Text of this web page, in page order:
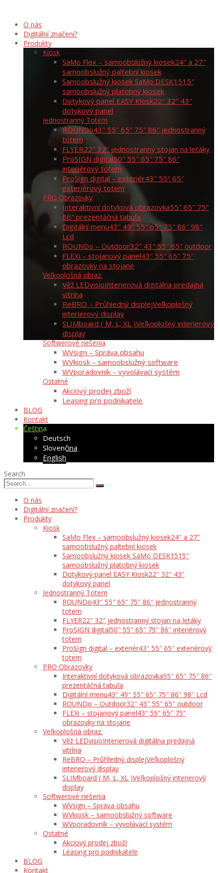
O nás
Digitální značení?
Produkty
Kiosk
SaMo Flex – samoobslužný kiosek24″ a 27″
samoobslužný paltební kiosek
Samoobslužný kiosek SaMo DESK1515″
samoobslužný platobný kiosek
Dotykový panel EASY Kiosk22″ 32″ 43″
dotykový panel
Jednostranný Totem
ROUNDo43″ 55″ 65″ 75″ 86″ jednostranný
totem
FLYER22″ 32″ jednostranný stojan na letáky
ProSIGN digital50″ 55″ 65″ 75″ 86″
interiérový totem
ProSign digital – exteriér43″ 55″ 65″
exteriérový totem
PRO Obrazovky
Interaktivní dotyková obrazovka55″ 65″ 75″
86″ prezentáčná tabuľa
Digitální menu43″ 49″ 55″ 65″ 75″ 86″ 98″
Lcd
ROUNDo – Outdoor32″ 43″ 55″ 65″ outdoor
FLEXi – stojanový panel43″ 55″ 65″ 75″
obrazovky na stojane
Veľkoplošná obraz.
Věž LEDvisioInterierová digitálna predajná
vitrína
ReBRO – Průhledný displejVeľkoplošný
interierový display
SLIMboard ( M, L, XL )Veľkoplošný interierový
display
Softwerové riešenia
WVsign – Správa obsahu
WVkiosk – samoobslužný software
WVporadovník – vyvolávací systém
Ostatné
Akciový prodej zboží
Leasing pro podnikatele
BLOG
Kontakt
Čeština
Deutsch
Slovenčina
English
Search
O nás
Digitální značení?
Produkty
Kiosk
SaMo Flex – samoobslužný kiosek24″ a 27″
samoobslužný paltební kiosek
Samoobslužný kiosek SaMo DESK1515″
samoobslužný platobný kiosek
Dotykový panel EASY Kiosk22″ 32″ 43″
dotykový panel
Jednostranný Totem
ROUNDo43″ 55″ 65″ 75″ 86″ jednostranný
totem
FLYER22″ 32″ jednostranný stojan na letáky
ProSIGN digital50″ 55″ 65″ 75″ 86″ interiérový
totem
ProSign digital – exteriér43″ 55″ 65″ exteriérový
totem
PRO Obrazovky
Interaktivní dotyková obrazovka55″ 65″ 75″ 86″
prezentáčná tabuľa
Digitální menu43″ 49″ 55″ 65″ 75″ 86″ 98″ Lcd
ROUNDo – Outdoor32″ 43″ 55″ 65″ outdoor
FLEXi – stojanový panel43″ 55″ 65″ 75″
obrazovky na stojane
Veľkoplošná obraz.
Věž LEDvisioInterierová digitálna predajná
vitrína
ReBRO – Průhledný displejVeľkoplošný
interierový display
SLIMboard ( M, L, XL )Veľkoplošný interierový
display
Softwerové riešenia
WVsign – Správa obsahu
WVkiosk – samoobslužný software
WVporadovník – vyvolávací systém
Ostatné
Akciový prodej zboží
Leasing pro podnikatele
BLOG
Kontakt